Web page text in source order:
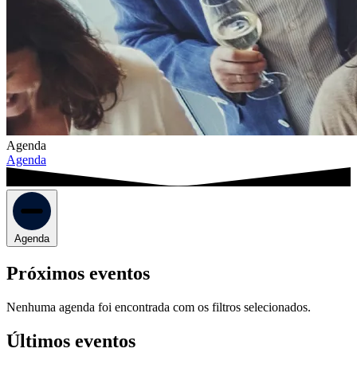
Agenda
Agenda
Agenda
Próximos eventos
Nenhuma agenda foi encontrada com os filtros selecionados.
Últimos eventos